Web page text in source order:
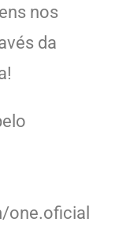
nos
da
one.oficial